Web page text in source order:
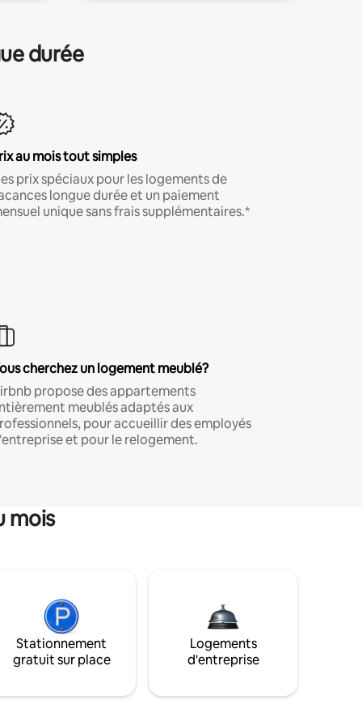
durée
au mois tout simples
prix spéciaux pour les logements de
longue durée et un paiement
unique sans frais supplémentaires.*
cherchez un logement meublé?
propose des appartements
meublés adaptés aux
pour accueillir des employés
et pour le relogement.
mois
Stationnement
gratuit sur place
Logements
d'entreprise